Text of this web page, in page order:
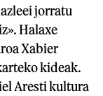
jorratu
Halaxe
Xabier
kideak.
Aresti kultura